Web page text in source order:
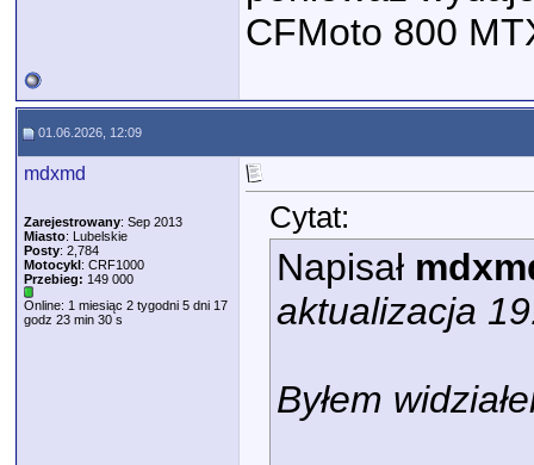
CFMoto 800
01.06.2026, 12:09
mdxmd
Zarejestrowany: Sep 2013
Miasto: Lubelskie
Posty: 2,784
Motocykl: CRF1000
Przebieg: 149 000
Online: 1 miesiąc 2 tygodni 5 dni 17
godz 23 min 30 s
Cytat:
Napisał
aktualizacja
Byłem